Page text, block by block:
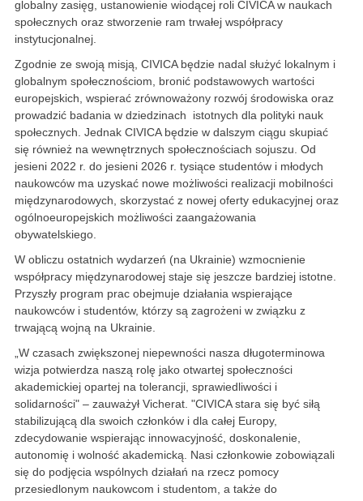
globalny zasięg, ustanowienie wiodącej roli CIVICA w naukach
społecznych oraz stworzenie ram trwałej współpracy
instytucjonalnej.
Zgodnie ze swoją misją, CIVICA będzie nadal służyć lokalnym i
globalnym społecznościom, bronić podstawowych wartości
europejskich, wspierać zrównoważony rozwój środowiska oraz
prowadzić badania w dziedzinach istotnych dla polityki nauk
społecznych. Jednak CIVICA będzie w dalszym ciągu skupiać
się również na wewnętrznych społecznościach sojuszu. Od
jesieni 2022 r. do jesieni 2026 r. tysiące studentów i młodych
naukowców ma uzyskać nowe możliwości realizacji mobilności
międzynarodowych, skorzystać z nowej oferty edukacyjnej oraz
ogólnoeuropejskich możliwości zaangażowania
obywatelskiego.
W obliczu ostatnich wydarzeń (na Ukrainie) wzmocnienie
współpracy międzynarodowej staje się jeszcze bardziej istotne.
Przyszły program prac obejmuje działania wspierające
naukowców i studentów, którzy są zagrożeni w związku z
trwającą wojną na Ukrainie.
„W czasach zwiększonej niepewności nasza długoterminowa
wizja potwierdza naszą rolę jako otwartej społeczności
akademickiej opartej na tolerancji, sprawiedliwości i
solidarności" – zauważył Vicherat. "CIVICA stara się być siłą
stabilizującą dla swoich członków i dla całej Europy,
zdecydowanie wspierając innowacyjność, doskonalenie,
autonomię i wolność akademicką. Nasi członkowie zobowiązali
się do podjęcia wspólnych działań na rzecz pomocy
przesiedlonym naukowcom i studentom, a także do